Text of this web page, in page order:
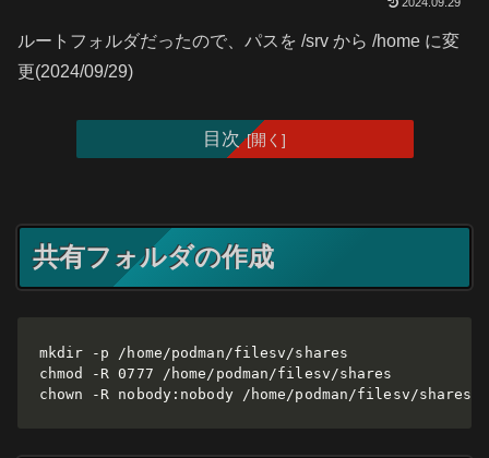
ルートフォルダだったので、パスを /srv から /home に変
更(2024/09/29)
目次
共有フォルダの作成
mkdir -p /home/podman/filesv/shares
chmod -R 0777 /home/podman/filesv/shares
chown -R nobody:nobody /home/podman/filesv/shares